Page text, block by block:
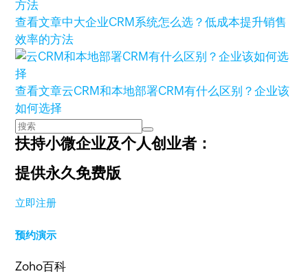
查看文章中大企业CRM系统怎么选？低成本提升销售
效率的方法
查看文章云CRM和本地部署CRM有什么区别？企业该
如何选择
扶持小微企业及个人创业者：
提供永久免费版
立即注册
预约演示
Zoho百科